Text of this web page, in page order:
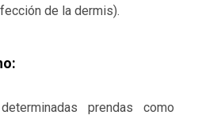
de la dermis).
prendas como